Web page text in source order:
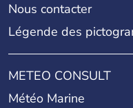
Nous contacter
Légende des
METEO CONSULT
Météo Marine